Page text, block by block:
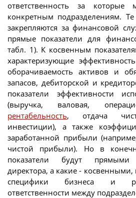
ответственность за которые
конкретным подразделениям.
закрепляются за финансовой
прямые показатели для
табл. 1). К косвенным
характеризующие
оборачиваемость активов и
запасов, дебиторской и
показатели эффективности
(выручка, валовая,
рентабельность, отдача
инвестиции), а также
заработанной прибыли
чистой прибыли). Но в
показатели будут
директора, а какие - косвенными,
специфики бизнеса и
ответственности между